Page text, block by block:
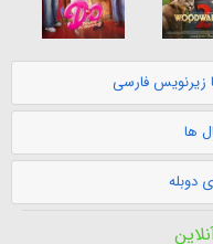
زیرنویس فارسی
ها
دوبله